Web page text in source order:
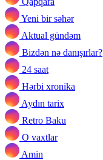
Yeni bir səhər
Aktual gündəm
Bizdən nə danışırlar?
24 saat
Hərbi xronika
Aydın tarix
Retro Baku
O vaxtlar
Amin